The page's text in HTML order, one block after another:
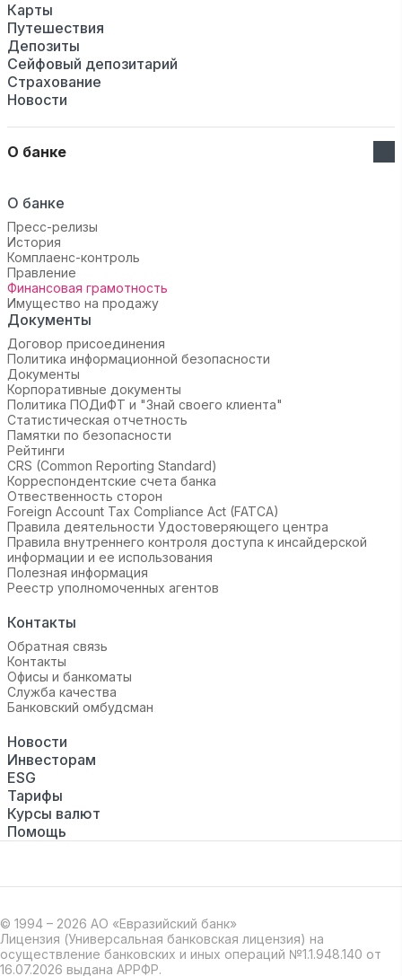
Карты
Путешествия
Депозиты
Сейфовый депозитарий
Страхование
Новости
О банке
О банке
Пресс-релизы
История
Комплаенс-контроль
Правление
Финансовая грамотность
Имущество на продажу
Документы
Договор присоединения
Политика информационной безопасности
Документы
Корпоративные документы
Политика ПОДиФТ и "Знай своего клиента"
Статистическая отчетность
Памятки по безопасности
Рейтинги
CRS (Common Reporting Standard)
Корреспондентские счета банка
Отвественность сторон
Foreign Account Tax Compliance Act (FATCA)
Правила деятельности Удостоверяющего центра
Правила внутреннего контроля доступа к инсайдерской
информации и ее использования
Полезная информация
Реестр уполномоченных агентов
Контакты
Обратная связь
Контакты
Офисы и банкоматы
Служба качества
Банковский омбудсман
Новости
Инвесторам
ESG
Тарифы
Курсы валют
Помощь
© 1994 – 2026 АО «Евразийский банк»
Лицензия (Универсальная банковская лицензия) на
осуществление банковских и иных операций №1.1.948.140 от
16.07.2026 выдана АРРФР.